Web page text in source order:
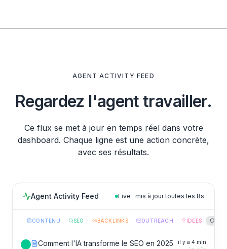
AGENT ACTIVITY FEED
Regardez l'agent travailler.
Ce flux se met à jour en temps réel dans votre
dashboard. Chaque ligne est une action concrète,
avec ses résultats.
Agent Activity Feed Live · mis à jour toutes les 8s
CONTENU SEO BACKLINKS OUTREACH IDÉES
Comment l'IA transforme le SEO en 2025 il y a 4 min